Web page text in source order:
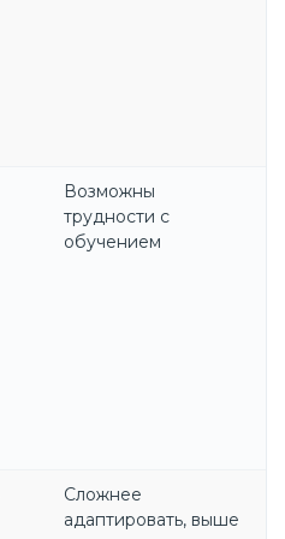
Возможны
трудности с
обучением
Сложнее
адаптировать, выше